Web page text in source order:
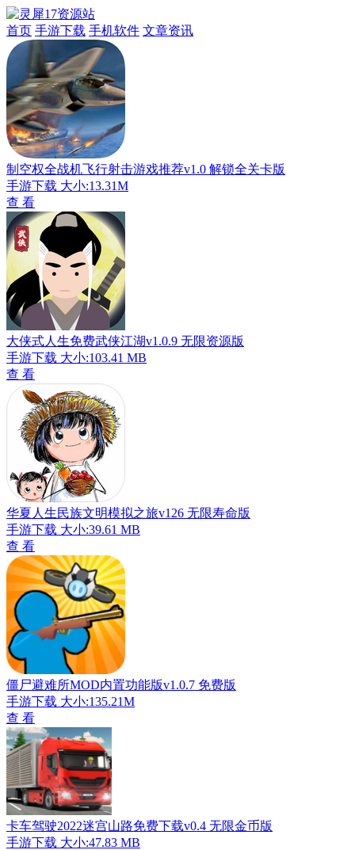
首页 手游下载 手机软件 文章资讯
制空权全战机飞行射击游戏推荐v1.0 解锁全关卡版
手游下载 大小:13.31M
查 看
大侠式人生免费武侠江湖v1.0.9 无限资源版
手游下载 大小:103.41 MB
查 看
华夏人生民族文明模拟之旅v126 无限寿命版
手游下载 大小:39.61 MB
查 看
僵尸避难所MOD内置功能版v1.0.7 免费版
手游下载 大小:135.21M
查 看
卡车驾驶2022迷宫山路免费下载v0.4 无限金币版
手游下载 大小:47.83 MB